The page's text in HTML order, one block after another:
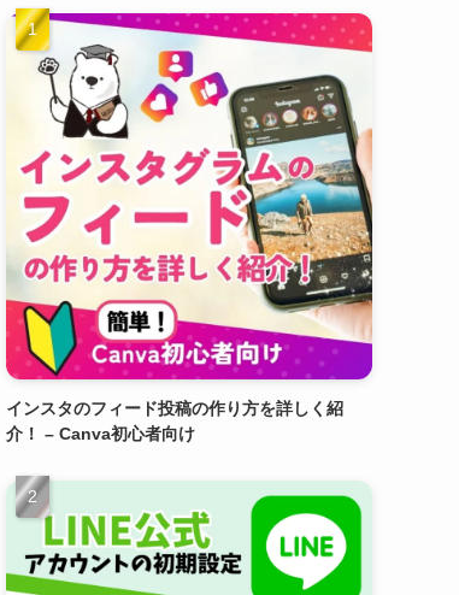
インスタのフィード投稿の作り方を詳しく紹
介！ – Canva初心者向け